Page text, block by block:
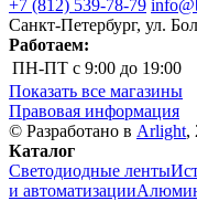
+7 (812) 539-78-79
Санкт-Петербург, ул.
Работаем:
ПН-ПТ с 9:00 до 19:00
Показать все магазины
Правовая информация
© Разработано в Arlight,
Каталог
Светодиодные ленты
и автоматизации